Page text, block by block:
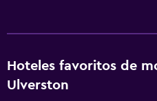
Hoteles favoritos de
Ulverston